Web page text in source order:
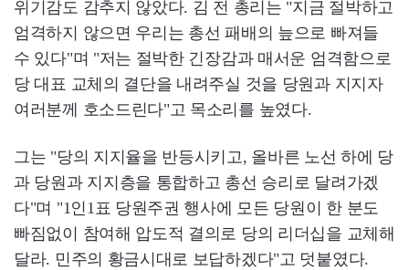
위기감도 감추지 않았다. 김 전 총리는 "지금 절박하고
엄격하지 않으면 우리는 총선 패배의 늪으로 빠져들
수 있다"며 "저는 절박한 긴장감과 매서운 엄격함으로
당 대표 교체의 결단을 내려주실 것을 당원과 지지자
여러분께 호소드린다"고 목소리를 높였다.
그는 "당의 지지율을 반등시키고, 올바른 노선 하에 당
과 당원과 지지층을 통합하고 총선 승리로 달려가겠
다"며 "1인1표 당원주권 행사에 모든 당원이 한 분도
빠짐없이 참여해 압도적 결의로 당의 리더십을 교체해
달라. 민주의 황금시대로 보답하겠다"고 덧붙였다.